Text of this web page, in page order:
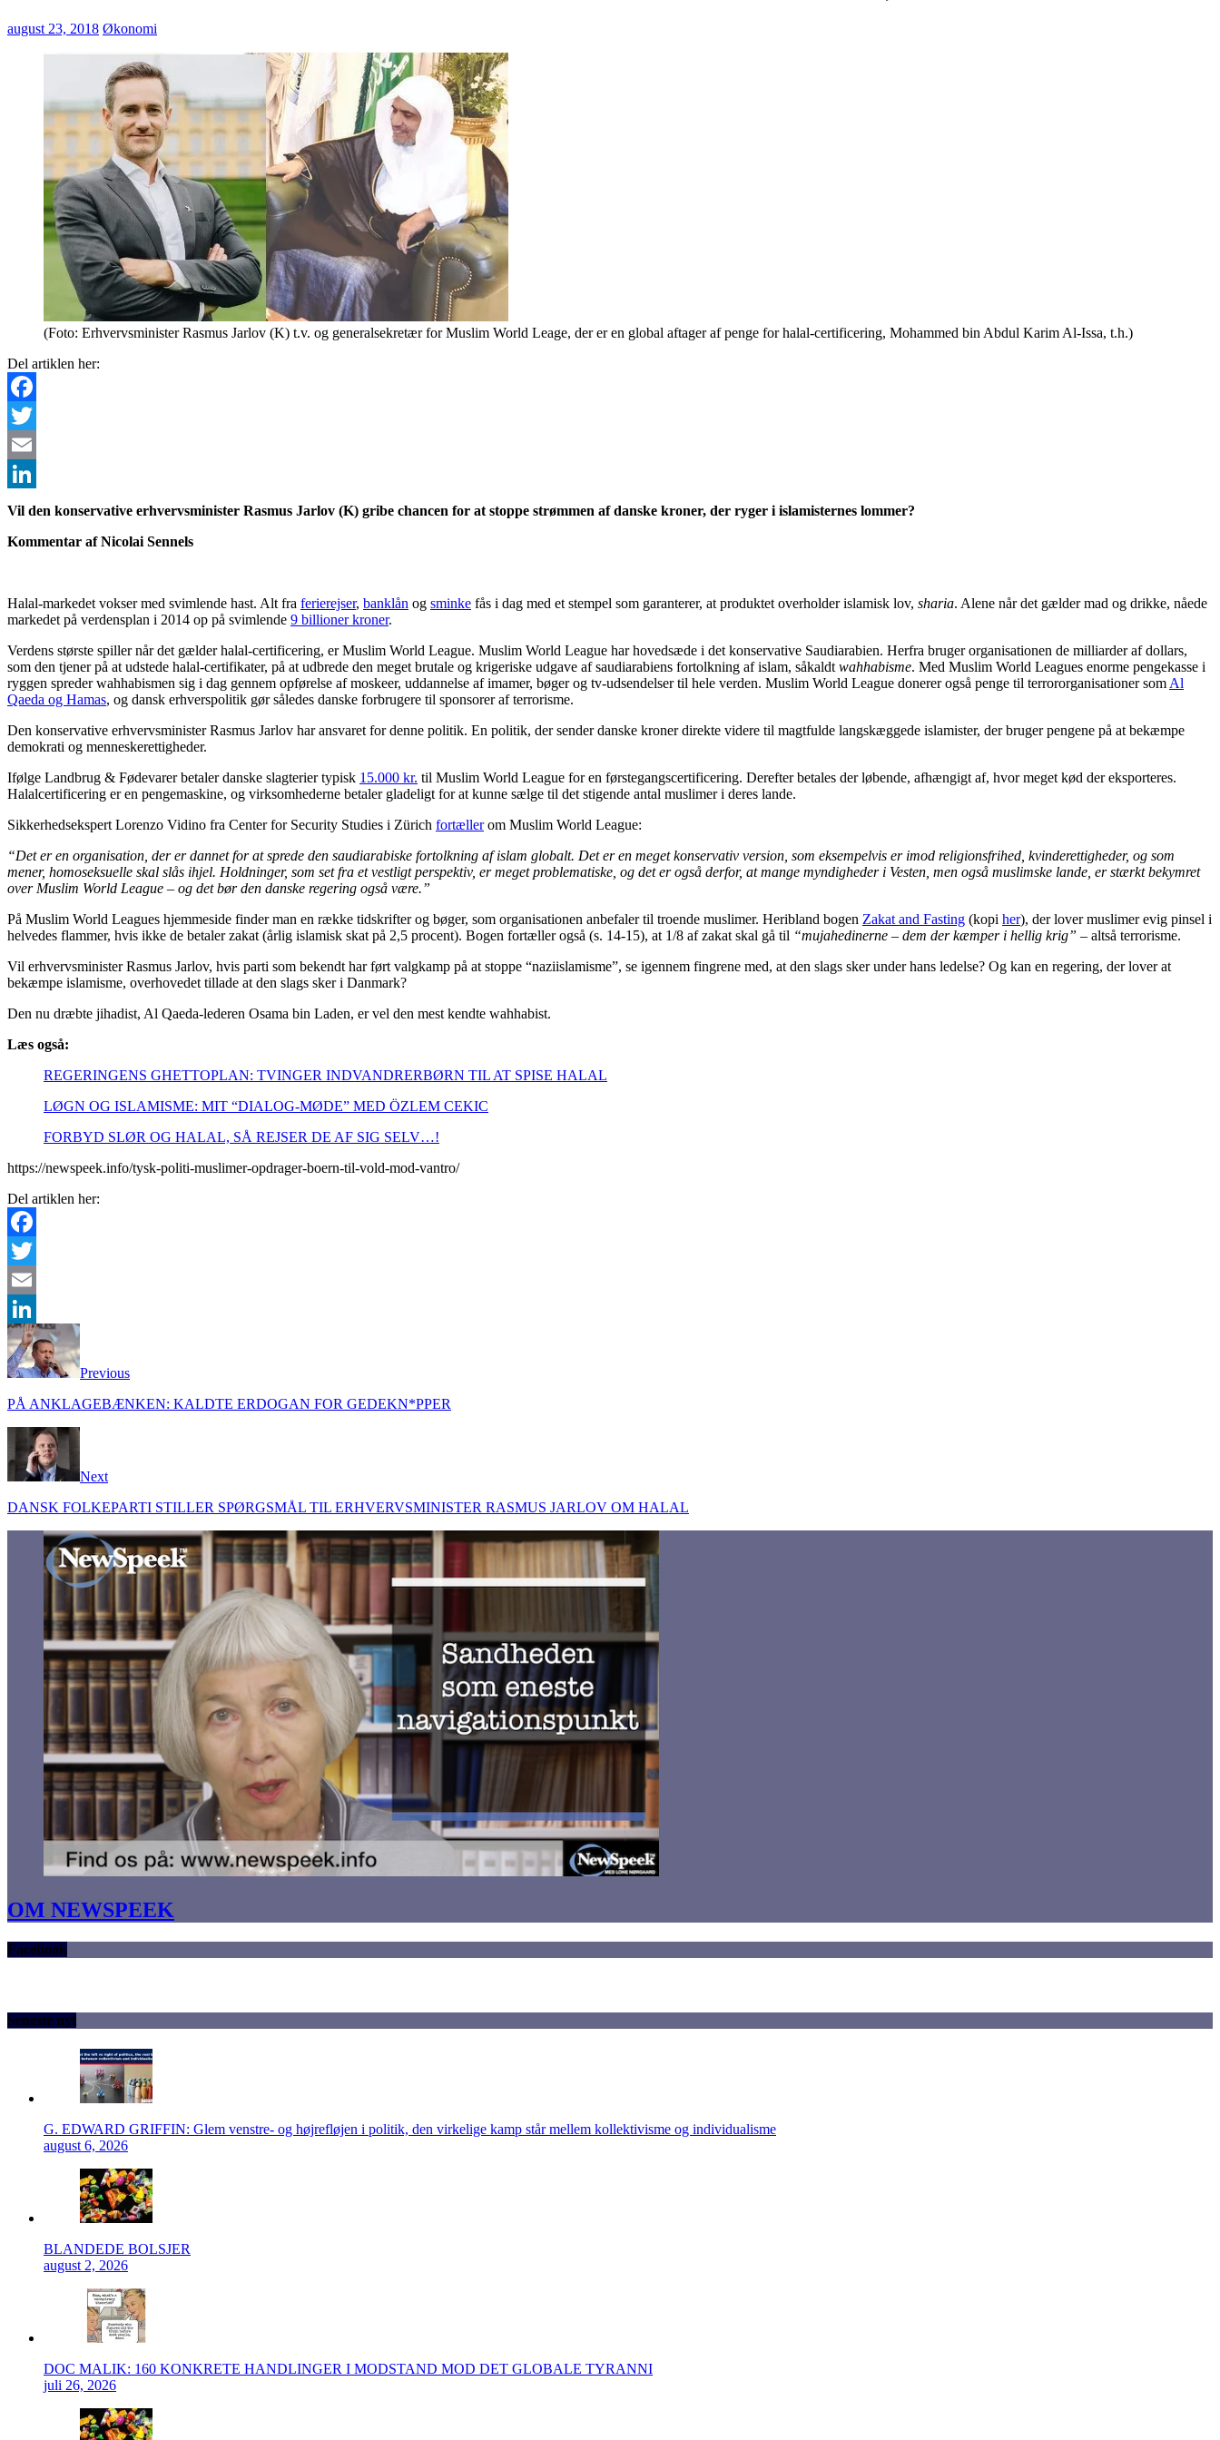
august 23, 2018 Økonomi
(Foto: Erhvervsminister Rasmus Jarlov (K) t.v. og generalsekretær for Muslim World Leage, der er en global aftager af penge for halal-certificering, Mohammed bin Abdul Karim Al-Issa, t.h.)
Del artiklen her:
Facebook
Twitter
Email
LinkedIn
Vil den konservative erhvervsminister Rasmus Jarlov (K) gribe chancen for at stoppe strømmen af danske kroner, der ryger i islamisternes lommer?
Kommentar af Nicolai Sennels
Halal-markedet vokser med svimlende hast. Alt fra ferierejser, banklån og sminke fås i dag med et stempel som garanterer, at produktet overholder islamisk lov, sharia. Alene når det gælder mad og drikke, nåede
markedet på verdensplan i 2014 op på svimlende 9 billioner kroner.
Verdens største spiller når det gælder halal-certificering, er Muslim World League. Muslim World League har hovedsæde i det konservative Saudiarabien. Herfra bruger organisationen de milliarder af dollars,
som den tjener på at udstede halal-certifikater, på at udbrede den meget brutale og krigeriske udgave af saudiarabiens fortolkning af islam, såkaldt wahhabisme. Med Muslim World Leagues enorme pengekasse i
ryggen spreder wahhabismen sig i dag gennem opførelse af moskeer, uddannelse af imamer, bøger og tv-udsendelser til hele verden. Muslim World League donerer også penge til terrororganisationer som Al
Qaeda og Hamas, og dansk erhverspolitik gør således danske forbrugere til sponsorer af terrorisme.
Den konservative erhvervsminister Rasmus Jarlov har ansvaret for denne politik. En politik, der sender danske kroner direkte videre til magtfulde langskæggede islamister, der bruger pengene på at bekæmpe
demokrati og menneskerettigheder.
Ifølge Landbrug & Fødevarer betaler danske slagterier typisk 15.000 kr. til Muslim World League for en førstegangscertificering. Derefter betales der løbende, afhængigt af, hvor meget kød der eksporteres.
Halalcertificering er en pengemaskine, og virksomhederne betaler gladeligt for at kunne sælge til det stigende antal muslimer i deres lande.
Sikkerhedsekspert Lorenzo Vidino fra Center for Security Studies i Zürich fortællerom Muslim World League:
“Det er en organisation, der er dannet for at sprede den saudiarabiske fortolkning af islam globalt. Det er en meget konservativ version, som eksempelvis er imod religionsfrihed, kvinderettigheder, og som
mener, homoseksuelle skal slås ihjel. Holdninger, som set fra et vestligt perspektiv, er meget problematiske, og det er også derfor, at mange myndigheder i Vesten, men også muslimske lande, er stærkt bekymret
over Muslim World League – og det bør den danske regering også være.”
På Muslim World Leagues hjemmeside finder man en række tidskrifter og bøger, som organisationen anbefaler til troende muslimer. Heribland bogen Zakat and Fasting (kopi her), der lover muslimer evig pinsel i
helvedes flammer, hvis ikke de betaler zakat (årlig islamisk skat på 2,5 procent). Bogen fortæller også (s. 14-15), at 1/8 af zakat skal gå til “mujahedinerne – dem der kæmper i hellig krig” – altså terrorisme.
Vil erhvervsminister Rasmus Jarlov, hvis parti som bekendt har ført valgkamp på at stoppe “naziislamisme”, se igennem fingrene med, at den slags sker under hans ledelse? Og kan en regering, der lover at
bekæmpe islamisme, overhovedet tillade at den slags sker i Danmark?
Den nu dræbte jihadist, Al Qaeda-lederen Osama bin Laden, er vel den mest kendte wahhabist.
Læs også:
REGERINGENS GHETTOPLAN: TVINGER INDVANDRERBØRN TIL AT SPISE HALAL
LØGN OG ISLAMISME: MIT “DIALOG-MØDE” MED ÖZLEM CEKIC
FORBYD SLØR OG HALAL, SÅ REJSER DE AF SIG SELV…!
https://newspeek.info/tysk-politi-muslimer-opdrager-boern-til-vold-mod-vantro/
Del artiklen her:
Facebook
Twitter
Email
LinkedIn
Previous
PÅ ANKLAGEBÆNKEN: KALDTE ERDOGAN FOR GEDEKN*PPER
Next
DANSK FOLKEPARTI STILLER SPØRGSMÅL TIL ERHVERVSMINISTER RASMUS JARLOV OM HALAL
OM NEWSPEEK
Facebook
Seneste nyt
G. EDWARD GRIFFIN: Glem venstre- og højrefløjen i politik, den virkelige kamp står mellem kollektivisme og individualisme
august 6, 2026
BLANDEDE BOLSJER
august 2, 2026
DOC MALIK: 160 KONKRETE HANDLINGER I MODSTAND MOD DET GLOBALE TYRANNI
juli 26, 2026